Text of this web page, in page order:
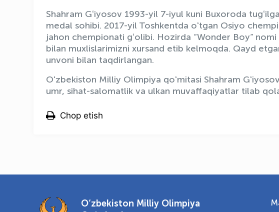
Shahram Gʻiyosov 1993-yil 7-iyul kuni Buxoroda
medal sohibi. 2017-yil Toshkentda oʻtgan Osiyo
jahon chempionati gʻolibi. Hozirda “Wonder Boy”
bilan muxlislarimizni xursand etib kelmoqda. Qayd
unvoni bilan taqdirlangan.
Oʻzbekiston Milliy Olimpiya qoʻmitasi Shahram
umr, sihat-salomatlik va ulkan muvaffaqiyatlar tilab
Chop etish
O‘zbekiston Milliy Olimpiya